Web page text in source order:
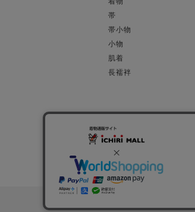
帯
帯小物
小物
肌着
長襦袢